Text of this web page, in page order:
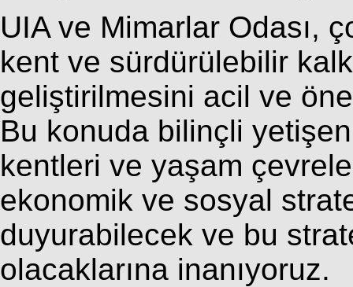
UIA ve Mimarlar Odası,
kent ve sürdürülebilir
geliştirilmesini acil ve
Bu konuda bilinçli
kentleri ve yaşam
ekonomik ve sosyal
duyurabilecek ve bu
olacaklarına inanıyoruz.